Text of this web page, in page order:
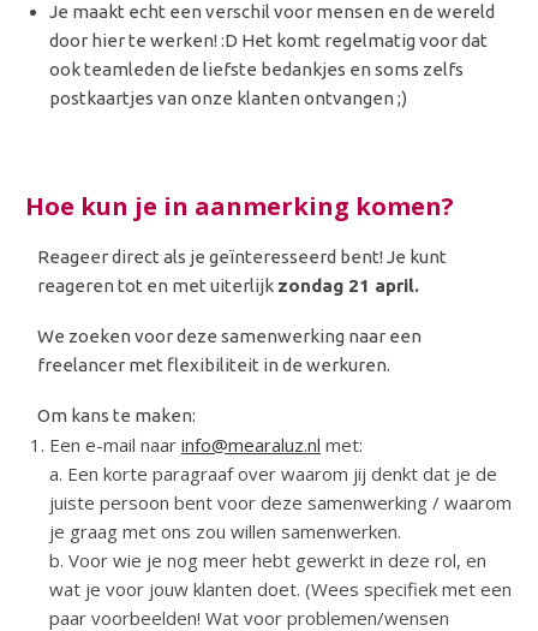
Je maakt echt een verschil voor mensen en de wereld
door hier te werken! :D Het komt regelmatig voor dat
ook teamleden de liefste bedankjes en soms zelfs
postkaartjes van onze klanten ontvangen ;)
Hoe kun je in aanmerking komen?
Reageer direct als je geïnteresseerd bent! Je kunt
reageren tot en met uiterlijk zondag 21 april.
We zoeken voor deze samenwerking naar een
freelancer met flexibiliteit in de werkuren.
Om kans te maken:
Een e-mail naar info@mearaluz.nl met:
a. Een korte paragraaf over waarom jij denkt dat je de
juiste persoon bent voor deze samenwerking / waarom
je graag met ons zou willen samenwerken.
b. Voor wie je nog meer hebt gewerkt in deze rol, en
wat je voor jouw klanten doet. (Wees specifiek met een
paar voorbeelden! Wat voor problemen/wensen